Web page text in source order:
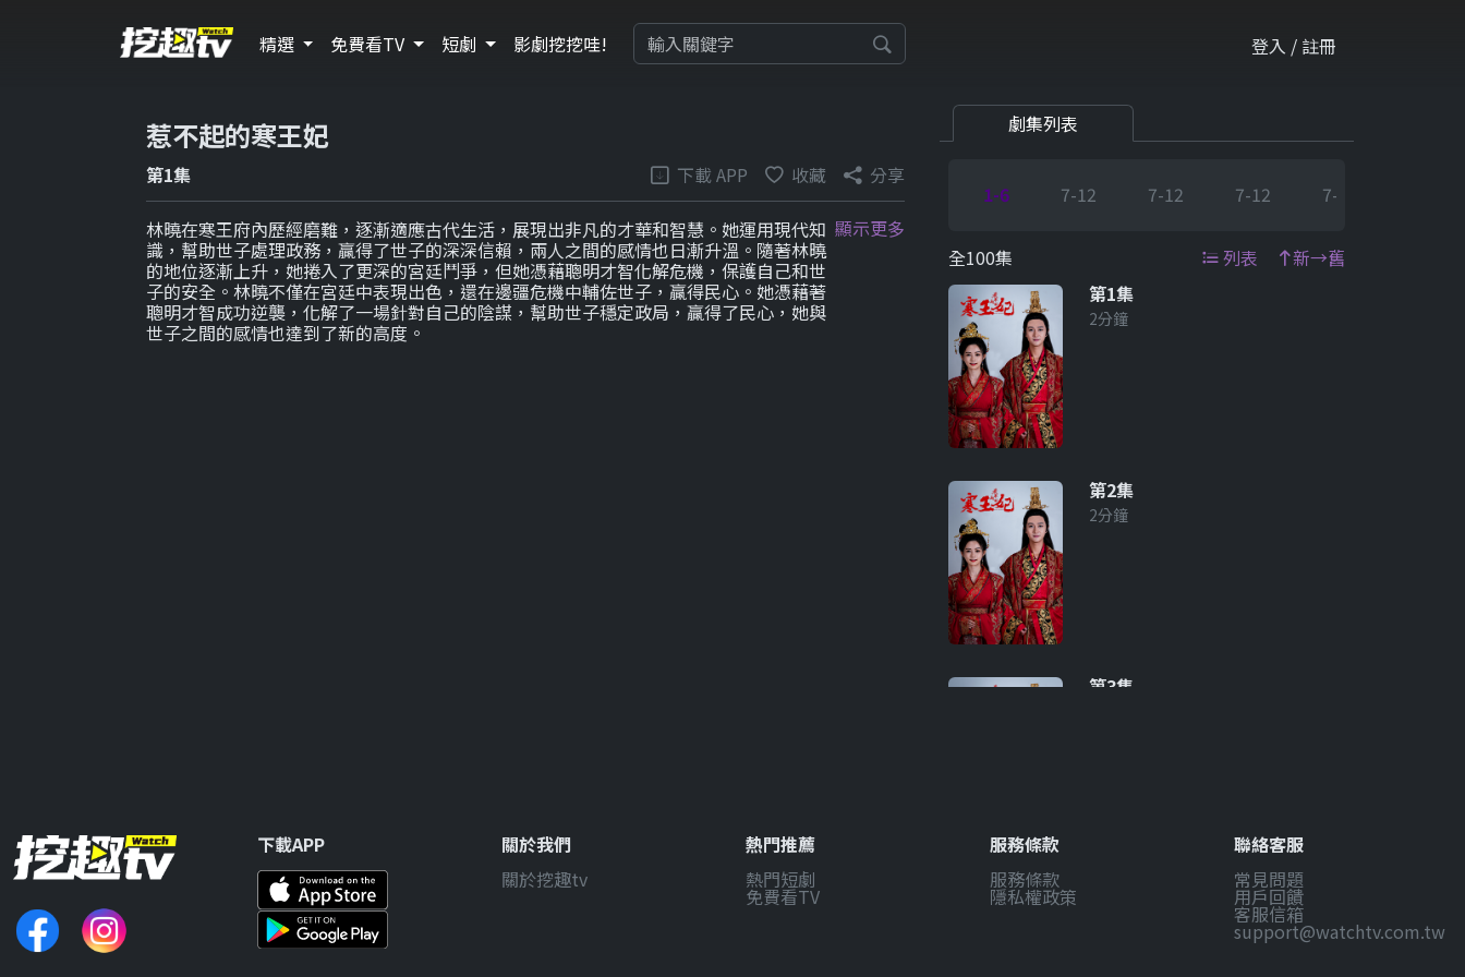
精選 免費看TV 短劇 影劇挖挖哇! 登入 / 註冊
惹不起的寒王妃
第1集 下載 APP 收藏 分享
林曉在寒王府內歷經磨難，逐漸適應古代生活，展現出非凡的才華和智慧。她運用現代知
識，幫助世子處理政務，贏得了世子的深深信賴，兩人之間的感情也日漸升溫。隨著林曉
的地位逐漸上升，她捲入了更深的宮廷鬥爭，但她憑藉聰明才智化解危機，保護自己和世
子的安全。林曉不僅在宮廷中表現出色，還在邊疆危機中輔佐世子，贏得民心。她憑藉著
聰明才智成功逆襲，化解了一場針對自己的陰謀，幫助世子穩定政局，贏得了民心，她與
世子之間的感情也達到了新的高度。
顯示更多
劇集列表
1-6 7-12 7-12 7-12 7-12
全100集 列表
新→舊
第1集
2分鐘
第2集
2分鐘
第3集
下載APP
關於我們
關於挖趣tv
熱門推薦
熱門短劇
免費看TV
服務條款
服務條款
隱私權政策
聯絡客服
常見問題
用戶回饋
客服信箱
support@watchtv.com.tw